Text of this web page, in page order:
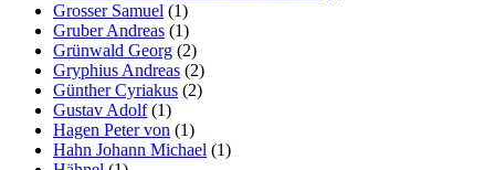
Grosser Samuel (1)
Gruber Andreas (1)
Grünwald Georg (2)
Gryphius Andreas (2)
Günther Cyriakus (2)
Gustav Adolf(1)
Hagen Peter von (1)
Hahn Johann Michael (1)